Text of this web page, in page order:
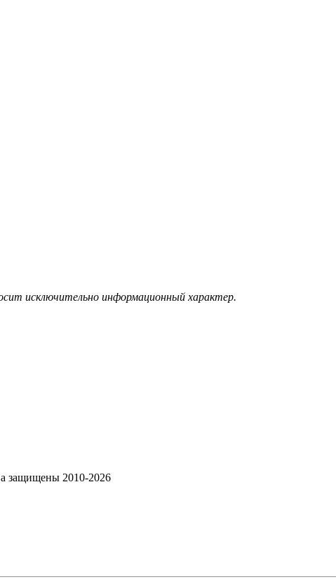
исключительно информационный характер.
защищены 2010-2026